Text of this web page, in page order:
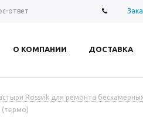
ответ
О КОМПАНИИ ДОСТАВКА
Rossvik для ремонта
(термо)